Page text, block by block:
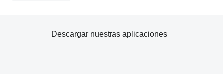
Descargar nuestras aplicaciones